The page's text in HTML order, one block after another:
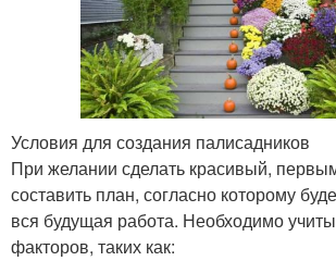
Условия для создания палисадников
При желании сделать красивый,
составить план, согласно которому
вся будущая работа. Необходимо
факторов, таких как: